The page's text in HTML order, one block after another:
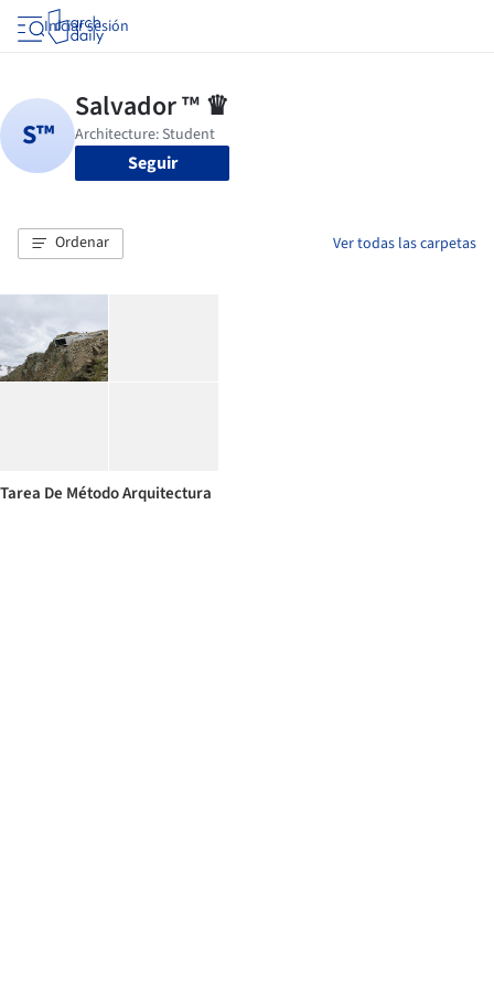
Iniciar sesión
Seguir
Ordenar Ver todas las carpetas
Tarea De Método Arquitectura